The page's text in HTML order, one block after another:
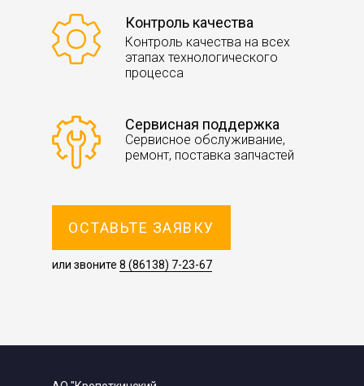
Контроль качества
Сервисная поддержка
Контроль качества на всех
этапах технологического
процесса
Сервисное обслуживание,
ремонт, поставка запчастей
ОСТАВЬТЕ ЗАЯВКУ
или звоните 8 (86138) 7-23-67